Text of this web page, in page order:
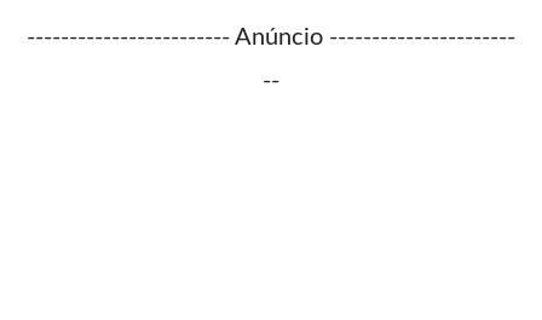
------------------------ Anúncio ----------------------
--